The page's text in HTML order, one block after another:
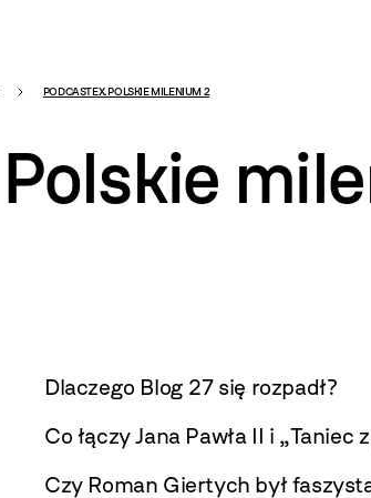
PODCASTEX. POLSKIE MILENIUM 2
Dlaczego Blog 27 się rozpadł?
Co łączy Jana Pawła II i „Taniec
Czy Roman Giertych był